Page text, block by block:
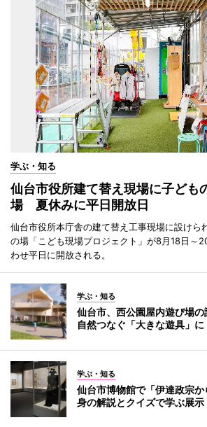
学ぶ・知る
仙台市役所建て替え現場に子ども
場 夏休みに平日開放日
仙台市役所本庁舎の建て替え工事現場に設けら
の場「こども現場プロジェクト」が8月18日～
わせ平日に開放される。
学ぶ・知る
仙台市、西公園屋内遊び場
自然つなぐ「大きな遊具」に
学ぶ・知る
仙台市博物館で「伊達政宗
身の解説とクイズで学ぶ展示